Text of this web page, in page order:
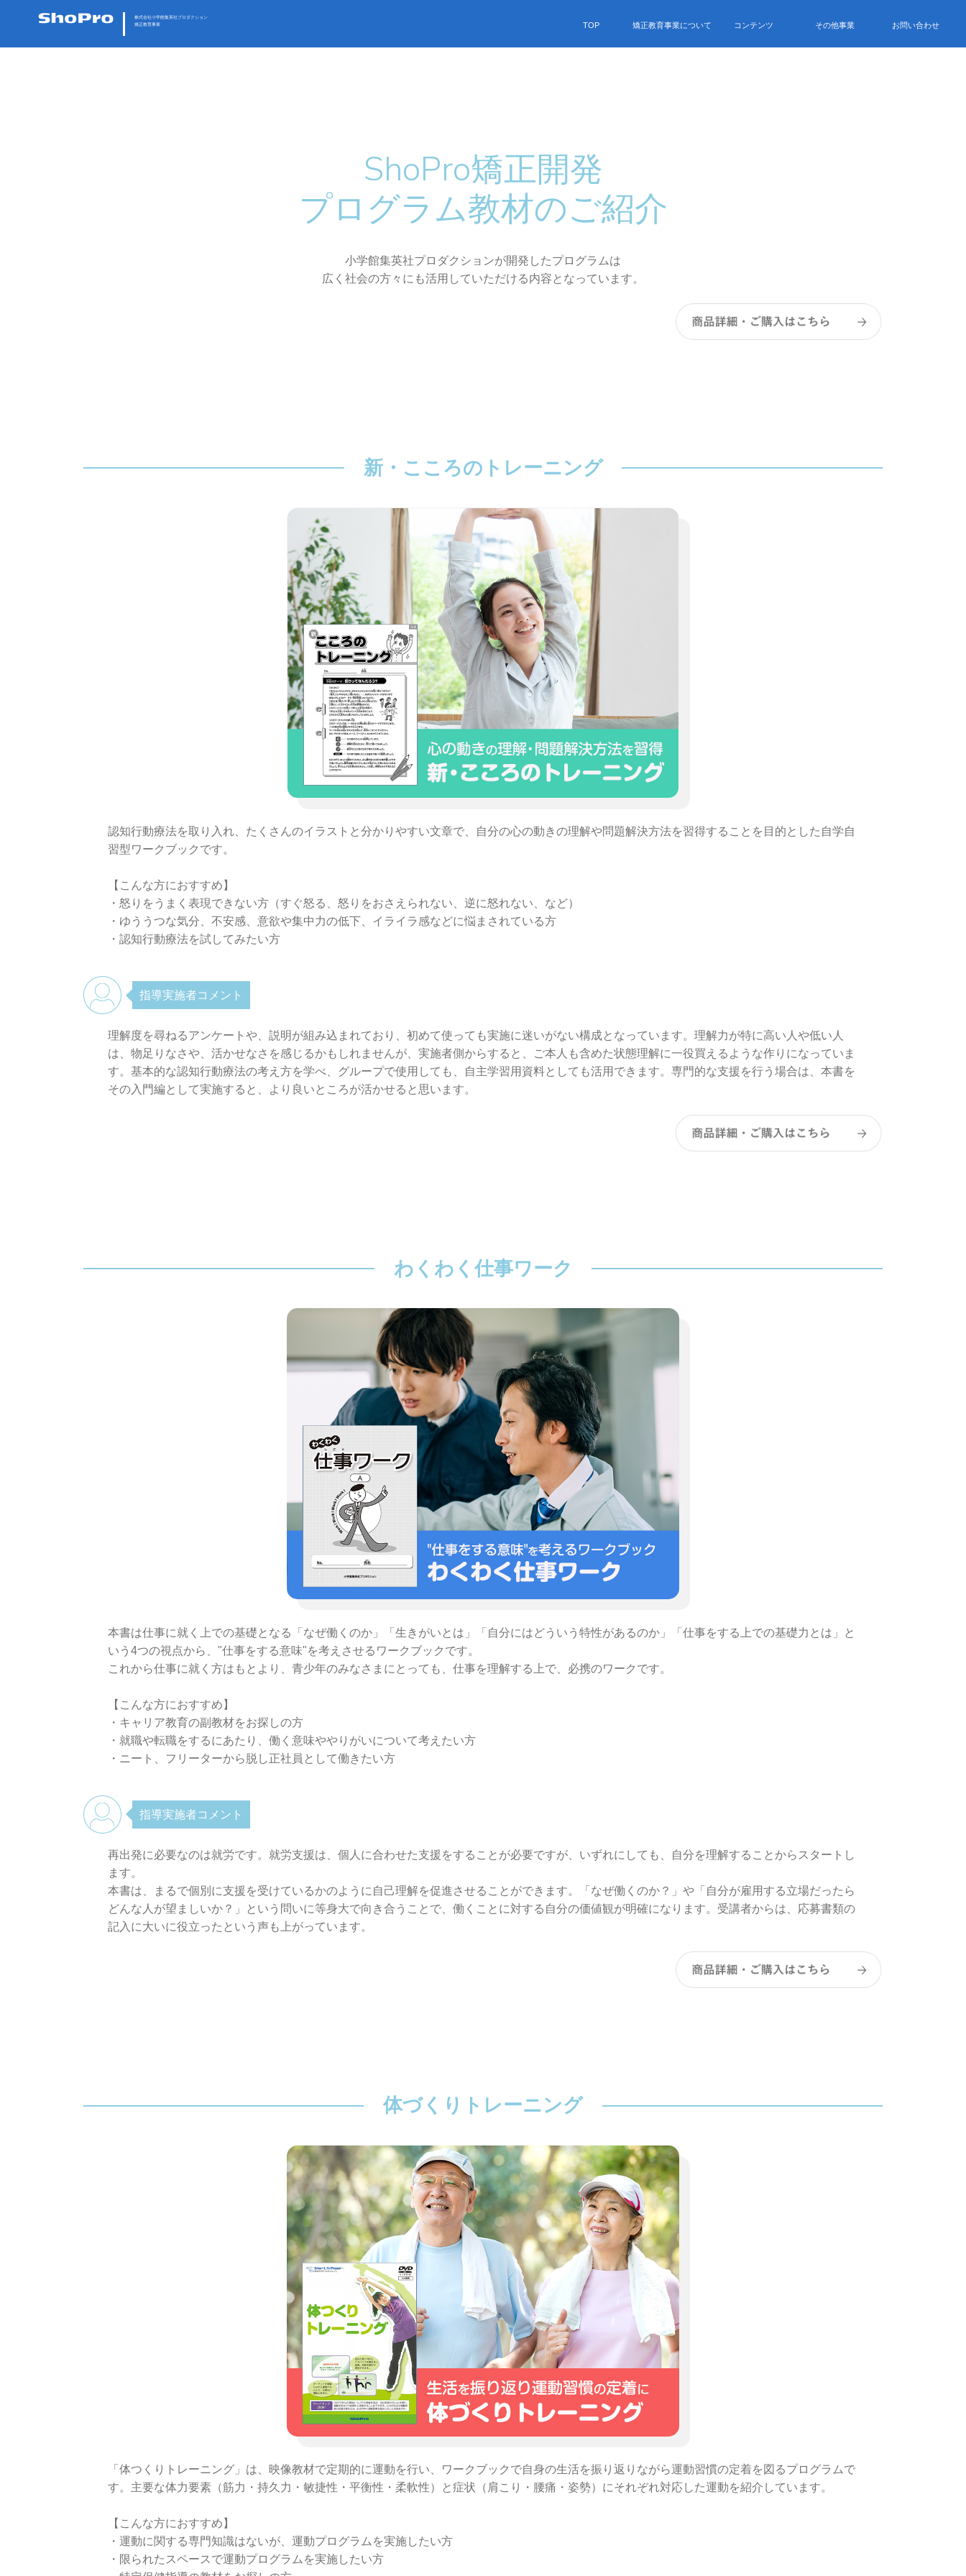
株式会社小学館集英社プロダクション
矯正教育事業
TOP 矯正教育事業について コンテンツ その他事業 お問い合わせ
ShoPro矯正開発
プログラム教材のご紹介
小学館集英社プロダクションが開発したプログラムは
広く社会の方々にも活用していただける内容となっています。
新・こころのトレーニング
認知行動療法を取り入れ、たくさんのイラストと分かりやすい文章で、自分の心の動きの理解や問題解決方法を習得することを目的とした自学自
習型ワークブックです。
【こんな方におすすめ】
・怒りをうまく表現できない方（すぐ怒る、怒りをおさえられない、逆に怒れない、など）
・ゆううつな気分、不安感、意欲や集中力の低下、イライラ感などに悩まされている方
・認知行動療法を試してみたい方
指導実施者コメント
理解度を尋ねるアンケートや、説明が組み込まれており、初めて使っても実施に迷いがない構成となっています。理解力が特に高い人や低い人
は、物足りなさや、活かせなさを感じるかもしれませんが、実施者側からすると、ご本人も含めた状態理解に一役買えるような作りになっていま
す。基本的な認知行動療法の考え方を学べ、グループで使用しても、自主学習用資料としても活用できます。専門的な支援を行う場合は、本書を
その入門編として実施すると、より良いところが活かせると思います。
わくわく仕事ワーク
本書は仕事に就く上での基礎となる「なぜ働くのか」「生きがいとは」「自分にはどういう特性があるのか」「仕事をする上での基礎力とは」と
いう4つの視点から、"仕事をする意味"を考えさせるワークブックです。
これから仕事に就く方はもとより、青少年のみなさまにとっても、仕事を理解する上で、必携のワークです。
【こんな方におすすめ】
・キャリア教育の副教材をお探しの方
・就職や転職をするにあたり、働く意味ややりがいについて考えたい方
・ニート、フリーターから脱し正社員として働きたい方
指導実施者コメント
再出発に必要なのは就労です。就労支援は、個人に合わせた支援をすることが必要ですが、いずれにしても、自分を理解することからスタートし
ます。
本書は、まるで個別に支援を受けているかのように自己理解を促進させることができます。「なぜ働くのか？」や「自分が雇用する立場だったら
どんな人が望ましいか？」という問いに等身大で向き合うことで、働くことに対する自分の価値観が明確になります。受講者からは、応募書類の
記入に大いに役立ったという声も上がっています。
体づくりトレーニング
「体つくりトレーニング」は、映像教材で定期的に運動を行い、ワークブックで自身の生活を振り返りながら運動習慣の定着を図るプログラムで
す。主要な体力要素（筋力・持久力・敏捷性・平衡性・柔軟性）と症状（肩こり・腰痛・姿勢）にそれぞれ対応した運動を紹介しています。
【こんな方におすすめ】
・運動に関する専門知識はないが、運動プログラムを実施したい方
・限られたスペースで運動プログラムを実施したい方